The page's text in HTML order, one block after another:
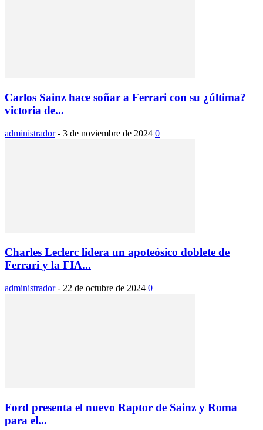
Carlos Sainz hace soñar a Ferrari con su ¿última?
victoria de...
administrador - 3 de noviembre de 2024 0
Charles Leclerc lidera un apoteósico doblete de
Ferrari y la FIA...
administrador - 22 de octubre de 2024 0
Ford presenta el nuevo Raptor de Sainz y Roma
para el...